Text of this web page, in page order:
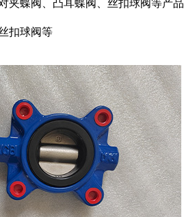
夹蝶阀、凸耳蝶阀、丝扣球阀等产品
扣球阀等